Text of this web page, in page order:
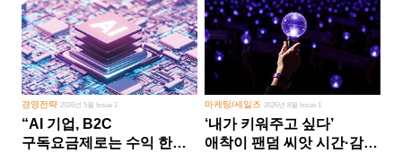
경영전략 2026년 5월 Issue 2
“AI 기업, B2C
구독요금제로는 수익 한계
마케팅/세일즈 2026년 8월 Issue 1
‘내가 키워주고 싶다’
애착이 팬덤 씨앗 시간·감정